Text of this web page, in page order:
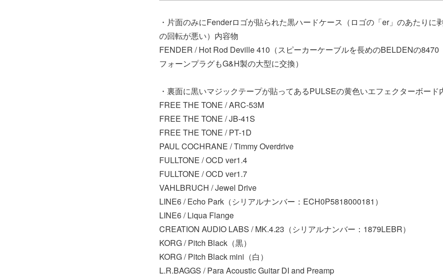
・片面のみにFenderロゴが貼られた黒ハードケース（ロゴの「er」のあたりに
の回転が悪い）内容物
FENDER / Hot Rod Deville 410（スピーカーケーブルを長めのBELDENの8470
フォーンプラグもG&H製の大型に交換）
・裏面に黒いマジックテープが貼ってあるPULSEの黄色いエフェクターボード
FREE THE TONE / ARC-53M
FREE THE TONE / JB-41S
FREE THE TONE / PT-1D
PAUL COCHRANE / Timmy Overdrive
FULLTONE / OCD ver1.4
FULLTONE / OCD ver1.7
VAHLBRUCH / Jewel Drive
LINE6 / Echo Park（シリアルナンバー：ECH0P5818000181）
LINE6 / Liqua Flange
CREATION AUDIO LABS / MK.4.23（シリアルナンバー：1879LEBR）
KORG / Pitch Black（黒）
KORG / Pitch Black mini（白）
L.R.BAGGS / Para Acoustic Guitar DI and Preamp